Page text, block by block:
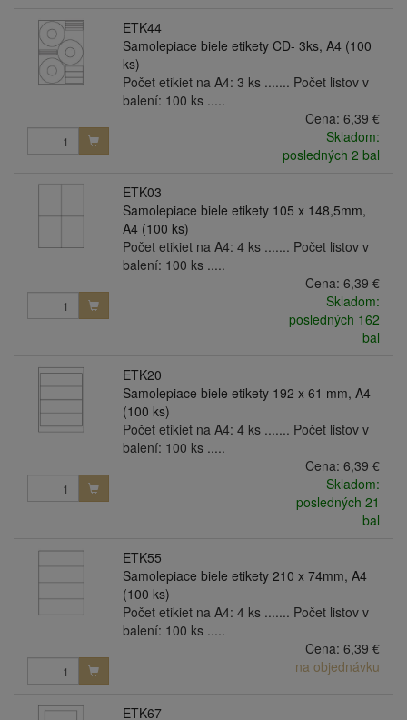
ETK44
Samolepiace biele etikety CD- 3ks, A4 (100
ks)
Počet etikiet na A4: 3 ks ....... Počet listov v
balení: 100 ks .....
Cena: 6,39 €
Skladom:
posledných 2 bal
ETK03
Samolepiace biele etikety 105 x 148,5mm,
A4 (100 ks)
Počet etikiet na A4: 4 ks ....... Počet listov v
balení: 100 ks .....
Cena: 6,39 €
Skladom:
posledných 162
bal
ETK20
Samolepiace biele etikety 192 x 61 mm, A4
(100 ks)
Počet etikiet na A4: 4 ks ....... Počet listov v
balení: 100 ks .....
Cena: 6,39 €
Skladom:
posledných 21
bal
ETK55
Samolepiace biele etikety 210 x 74mm, A4
(100 ks)
Počet etikiet na A4: 4 ks ....... Počet listov v
balení: 100 ks .....
Cena: 6,39 €
na objednávku
ETK67